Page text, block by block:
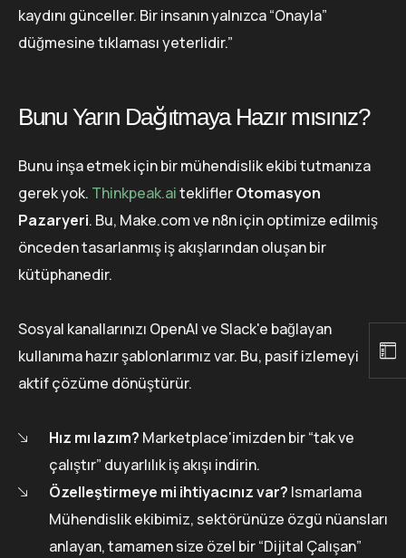
kaydını günceller. Bir insanın yalnızca “Onayla”
düğmesine tıklaması yeterlidir.”
Bunu Yarın Dağıtmaya Hazır mısınız?
Bunu inşa etmek için bir mühendislik ekibi tutmanıza
gerek yok. Thinkpeak.aitekliflerOtomasyon
Pazaryeri. Bu, Make.com ve n8n için optimize edilmiş
önceden tasarlanmış iş akışlarından oluşan bir
kütüphanedir.
Sosyal kanallarınızı OpenAI ve Slack'e bağlayan
kullanıma hazır şablonlarımız var. Bu, pasif izlemeyi
aktif çözüme dönüştürür.
Hız mı lazım? Marketplace'imizden bir “tak ve
çalıştır” duyarlılık iş akışı indirin.
Özelleştirmeye mi ihtiyacınız var? Ismarlama
Mühendislik ekibimiz, sektörünüze özgü nüansları
anlayan, tamamen size özel bir “Dijital Çalışan”